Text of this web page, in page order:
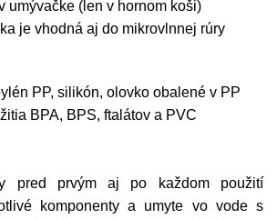
umývačke (len v hornom koši)
je vhodná aj do mikrovlnnej rúry
PP, silikón, olovko obalené v PP
BPA, BPS, ftalátov a PVC
pred prvým aj po každom použití
komponenty a umyte vo vode s